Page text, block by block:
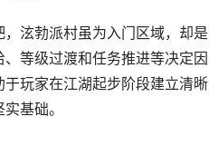
泫勃派村虽为入门区域，却
等级过渡和任务推进等决定
玩家在江湖起步阶段建立清
基础。